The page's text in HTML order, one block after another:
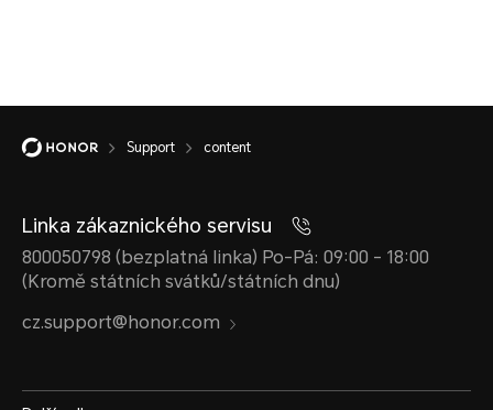
Support content
Linka zákaznického servisu
800050798 (bezplatná linka) Po-Pá: 09:00 - 18:00
(Kromě státních svátků/státních dnu)
cz.support@honor.com